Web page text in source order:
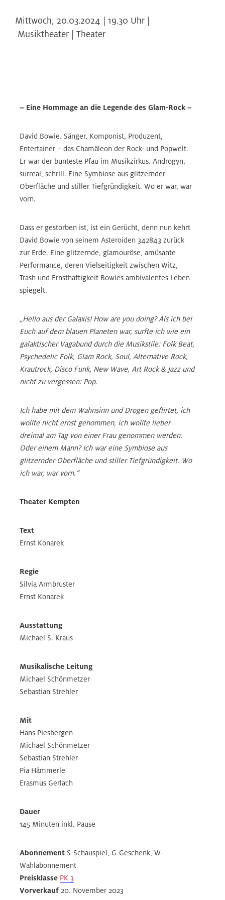
Mittwoch, 20.03.2024 | 19.30 Uhr |
Musiktheater | Theater
– Eine Hommage an die Legende des Glam-Rock –
David Bowie. Sänger, Komponist, Produzent,
Entertainer – das Chamäleon der Rock- und Popwelt.
Er war der bunteste Pfau im Musikzirkus. Androgyn,
surreal, schrill. Eine Symbiose aus glitzernder
Oberfläche und stiller Tiefgründigkeit. Wo er war, war
vorn.
Dass er gestorben ist, ist ein Gerücht, denn nun kehrt
David Bowie von seinem Asteroiden 342843 zurück
zur Erde. Eine glitzernde, glamouröse, amüsante
Performance, deren Vielseitigkeit zwischen Witz,
Trash und Ernsthaftigkeit Bowies ambivalentes Leben
spiegelt.
„Hello aus der Galaxis! How are you doing? Als ich bei
Euch auf dem blauen Planeten war, surfte ich wie ein
galaktischer Vagabund durch die Musikstile: Folk Beat,
Psychedelic Folk, Glam Rock, Soul, Alternative Rock,
Krautrock, Disco Funk, New Wave, Art Rock & Jazz und
nicht zu vergessen: Pop.
Ich habe mit dem Wahnsinn und Drogen geflirtet, ich
wollte nicht ernst genommen, ich wollte lieber
dreimal am Tag von einer Frau genommen werden.
Oder einem Mann? Ich war eine Symbiose aus
glitzernder Oberfläche und stiller Tiefgründigkeit. Wo
ich war, war vorn.“
Theater Kempten
Text
Ernst Konarek
Regie
Silvia Armbruster
Ernst Konarek
Ausstattung
Michael S. Kraus
Musikalische Leitung
Michael Schönmetzer
Sebastian Strehler
Mit
Hans Piesbergen
Michael Schönmetzer
Sebastian Strehler
Pia Hämmerle
Erasmus Gerlach
Dauer
145 Minuten inkl. Pause
Abonnement S-Schauspiel, G-Geschenk, W-
Wahlabonnement
Preisklasse PK 3
Vorverkauf 20. November 2023